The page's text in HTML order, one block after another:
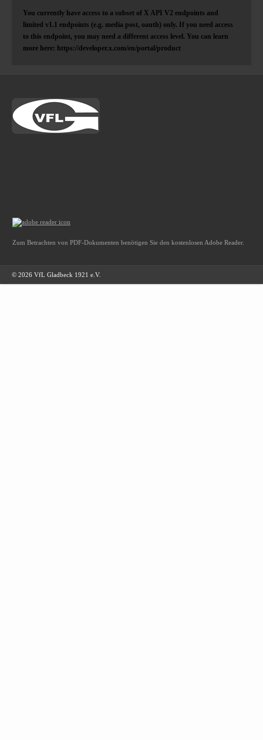
You currently have access to a subset of X API V2 endpoints and
limited v1.1 endpoints (e.g. media post, oauth) only. If you need access
to this endpoint, you may need a different access level. You can learn
more here: https://developer.x.com/en/portal/product
Zum Betrachten von PDF-Dokumenten benötigen Sie den kostenlosen Adobe Reader.
© 2026 VfL Gladbeck 1921 e.V.